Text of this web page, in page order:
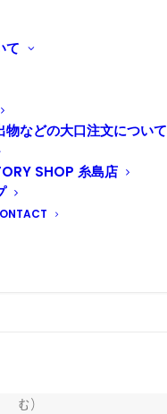
て
物などの大口注文について
SHOP 糸島店
キーケース 7005
む）